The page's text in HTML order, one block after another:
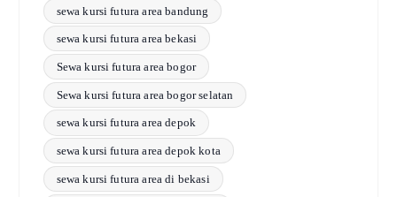
sewa kursi futura area bandung
sewa kursi futura area bekasi
Sewa kursi futura area bogor
Sewa kursi futura area bogor selatan
sewa kursi futura area depok
sewa kursi futura area depok kota
sewa kursi futura area di bekasi